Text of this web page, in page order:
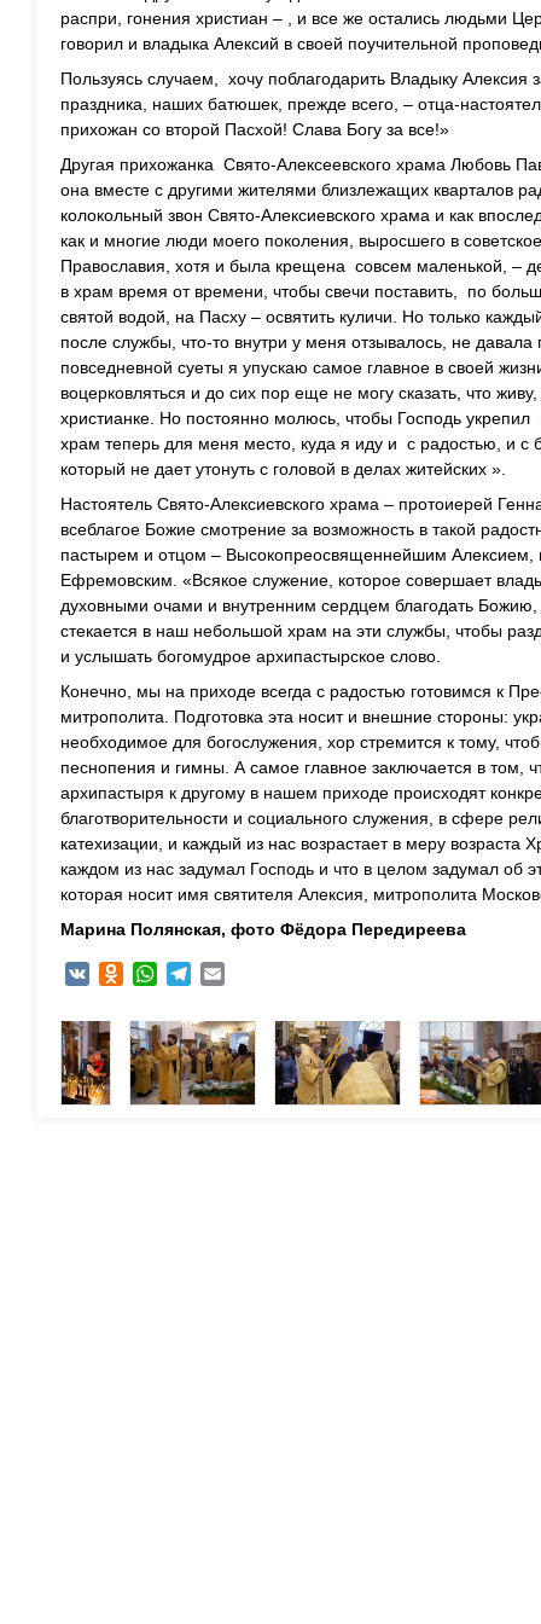
распри, гонения христиан – , и все же остались людьми
говорил и владыка Алексий в своей поучительной
Пользуясь случаем, хочу поблагодарить Владыку Алексия
праздника, наших батюшек, прежде всего, – отца-
прихожан со второй Пасхой! Слава Богу за все!»
Другая прихожанка Свято-Алексеевского храма Любовь
она вместе с другими жителями близлежащих кварталов
колокольный звон Свято-Алексиевского храма и как
как и многие люди моего поколения, выросшего в
Православия, хотя и была крещена совсем маленькой, –
в храм время от времени, чтобы свечи поставить, по
святой водой, на Пасху – освятить куличи. Но только
после службы, что-то внутри у меня отзывалось, не
повседневной суеты я упускаю самое главное в своей
воцерковляться и до сих пор еще не могу сказать, что
христианке. Но постоянно молюсь, чтобы Господь
храм теперь для меня место, куда я иду и с радостью, и
который не дает утонуть с головой в делах житейских ».
Настоятель Свято-Алексиевского храма – протоиерей
всеблагое Божие смотрение за возможность в такой
пастырем и отцом – Высокопреосвященнейшим Алексием,
Ефремовским. «Всякое служение, которое совершает
духовными очами и внутренним сердцем благодать
стекается в наш небольшой храм на эти службы, чтобы
и услышать богомудрое архипастырское слово.
Конечно, мы на приходе всегда с радостью готовимся к
митрополита. Подготовка эта носит и внешние стороны:
необходимое для богослужения, хор стремится к тому,
песнопения и гимны. А самое главное заключается в том,
архипастыря к другому в нашем приходе происходят
благотворительности и социального служения, в сфере
катехизации, и каждый из нас возрастает в меру возраста
каждом из нас задумал Господь и что в целом задумал об
которая носит имя святителя Алексия, митрополита
Марина Полянская, фото Фёдора Передиреева
VK Odnoklassniki
WhatsAppTelegram